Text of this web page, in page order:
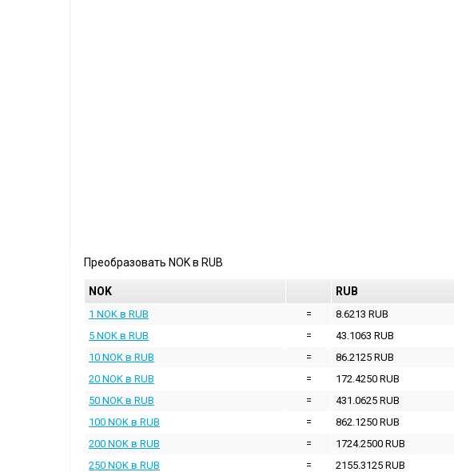
Преобразовать NOKв RUB
NOK RUB
1 NOK в RUB =
8.6213 RUB
5 NOK в RUB
=
43.1063 RUB
10 NOK в RUB
=
86.2125 RUB
20 NOK в RUB
=
172.4250 RUB
50 NOK в RUB
=
431.0625 RUB
100 NOK в RUB
=
862.1250 RUB
200 NOK в RUB
=
1724.2500 RUB
250 NOK в RUB
=
2155.3125 RUB